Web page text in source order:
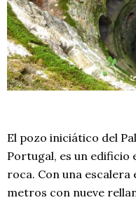
El pozo iniciático del
Portugal, es un edificio
roca. Con una escalera
metros con nueve